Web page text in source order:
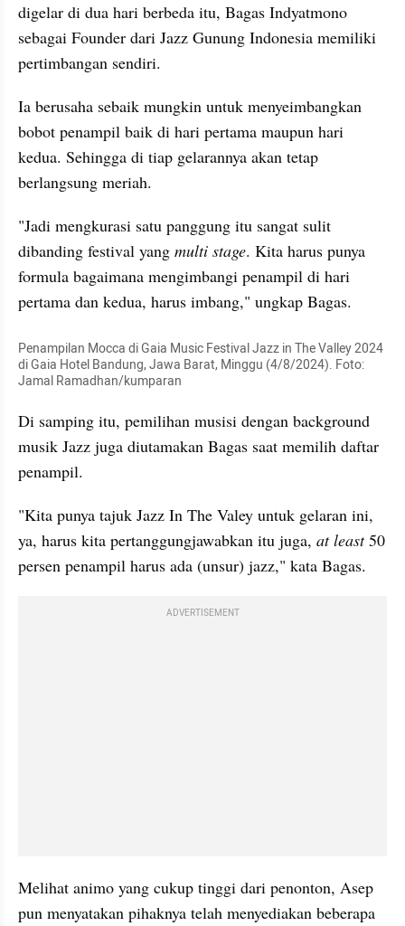
digelar di dua hari berbeda itu, Bagas Indyatmono
sebagai Founder dari Jazz Gunung Indonesia memiliki
pertimbangan sendiri.
Ia berusaha sebaik mungkin untuk menyeimbangkan
bobot penampil baik di hari pertama maupun hari
kedua. Sehingga di tiap gelarannya akan tetap
berlangsung meriah.
"Jadi mengkurasi satu panggung itu sangat sulit
dibanding festival yang multi stage. Kita harus punya
formula bagaimana mengimbangi penampil di hari
pertama dan kedua, harus imbang," ungkap Bagas.
Penampilan Mocca di Gaia Music Festival Jazz in The Valley 2024
di Gaia Hotel Bandung, Jawa Barat, Minggu (4/8/2024). Foto:
Jamal Ramadhan/kumparan
Di samping itu, pemilihan musisi dengan background
musik Jazz juga diutamakan Bagas saat memilih daftar
penampil.
"Kita punya tajuk Jazz In The Valey untuk gelaran ini,
ya, harus kita pertanggungjawabkan itu juga, at least 50
persen penampil harus ada (unsur) jazz," kata Bagas.
ADVERTISEMENT
Melihat animo yang cukup tinggi dari penonton, Asep
pun menyatakan pihaknya telah menyediakan beberapa